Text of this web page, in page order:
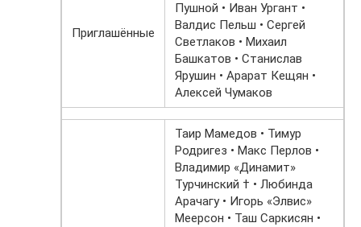
Приглашённые
Пушной • Иван Ургант •
Валдис Пельш • Сергей
Светлаков • Михаил
Башкатов • Станислав
Ярушин • Арарат Кещян •
Алексей Чумаков
Таир Мамедов • Тимур
Родригез • Макс Перлов •
Владимир «Динамит»
Турчинский † • Любинда
Арачагу • Игорь «Элвис»
Меерсон • Таш Саркисян •